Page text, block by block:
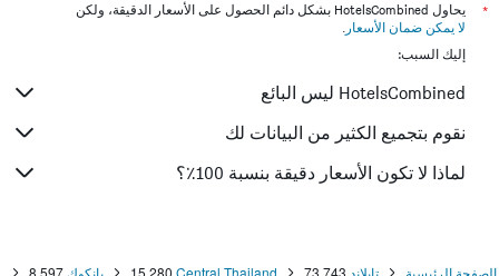
*
يحاول HotelsCombined بشكل دائم الحصول على الأسعار الدقيقة، ولكن
لا يمكن ضمان الأسعار .
إليك السبب:
HotelsCombined ليس البائع
نقوم بتجميع الكثير من البيانات لك
لماذا لا تكون الأسعار دقيقة بنسبة 100٪؟
الصفحة الرئيسية تايلاند 73,743
Central Thailand
15,280 بانكوك 8,597